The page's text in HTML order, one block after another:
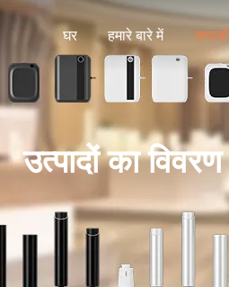
घर हमारे बारे में उत्पादों
उत्पादों का विवरण